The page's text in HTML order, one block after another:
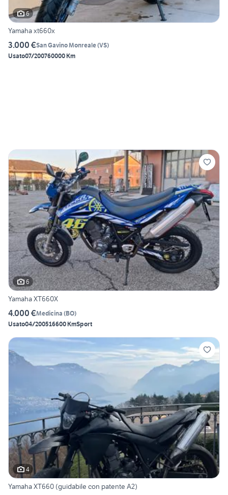
6
Yamaha xt660x
3.000 €San Gavino Monreale(VS)
Usato07/200760000 Km
6
Yamaha XT660X
4.000 €Medicina (BO)
Usato04/200516600 KmSport
4
Yamaha XT660 (guidabile con patente A2)